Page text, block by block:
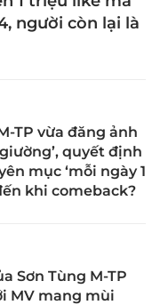
người còn lại là
TP vừa đăng ảnh
quyết định
mục ‘mỗi ngày 1
khi comeback?
Sơn Tùng M-TP
MV mang mùi